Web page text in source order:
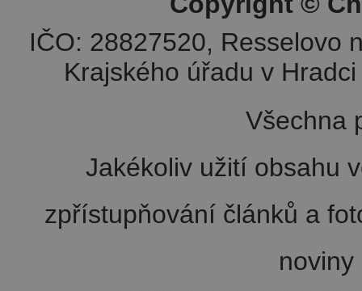
IČO: 28827520, Resselovo
Krajského úřadu v
Všechna
Jakékoliv užití obsahu
zpřístupňování článků a